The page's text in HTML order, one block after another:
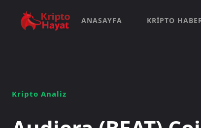
ANASAYFA KRIPTO
Kripto Analiz